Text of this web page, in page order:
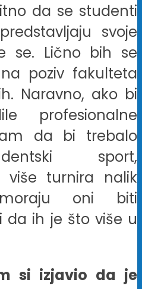
da se studenti
svoje
se. Lično bih se
poziv fakulteta
Naravno, ako bi
profesionalne
da bi trebalo
sport,
više turnira nalik
oni biti
da ih je što više u
si izjavio da je